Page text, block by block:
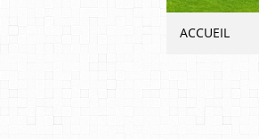
ACCUEIL